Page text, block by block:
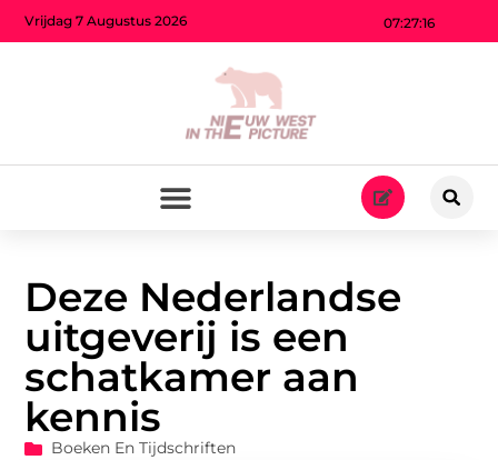
07:27:17
Vrijdag 7 Augustus 2026
Deze Nederlandse
uitgeverij is een
schatkamer aan
kennis
Boeken En Tijdschriften